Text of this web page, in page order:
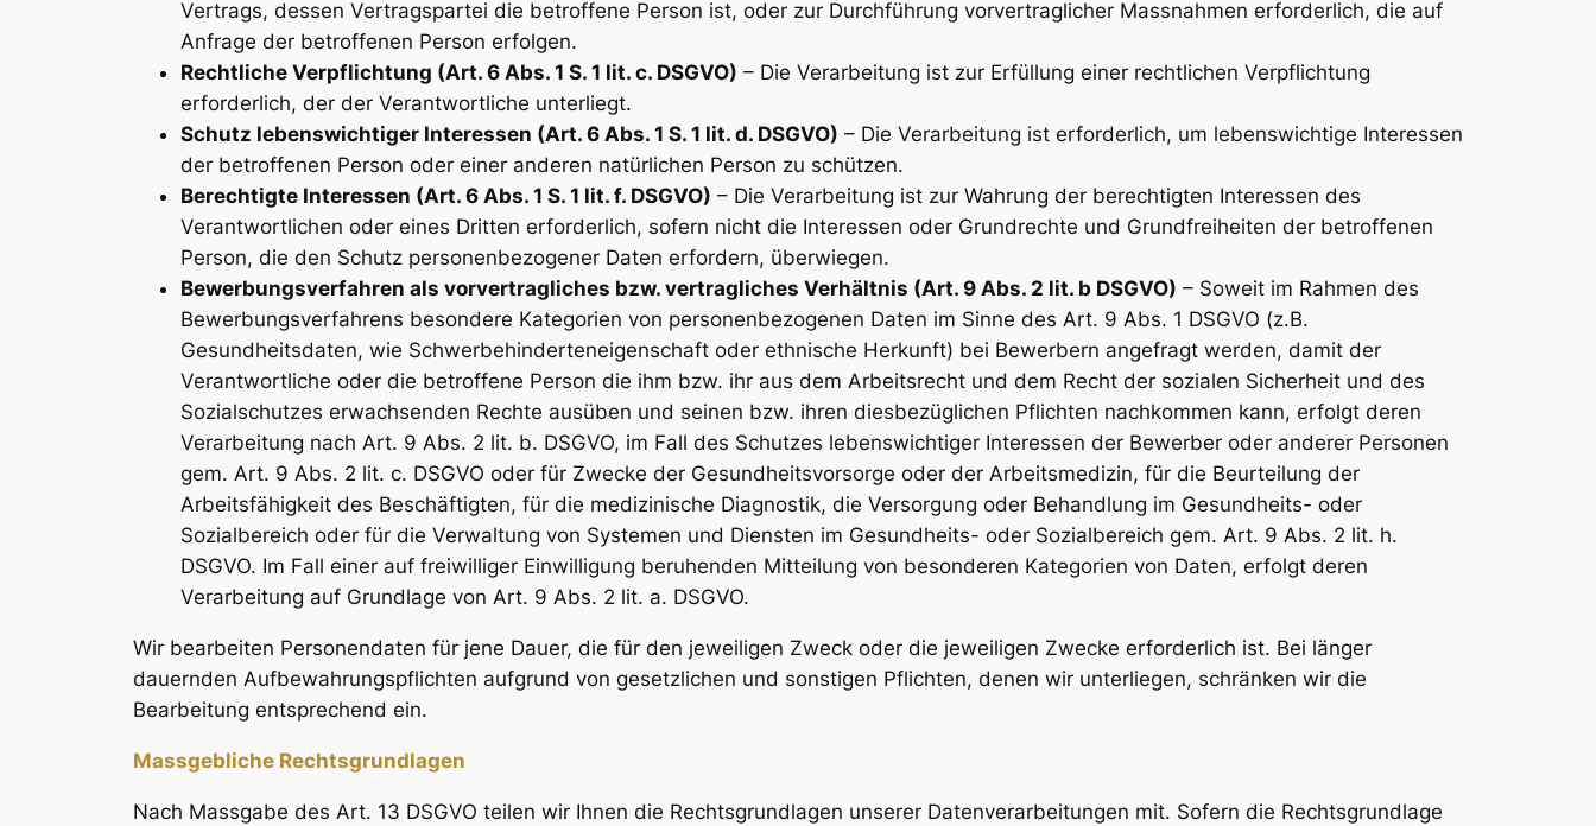
Vertrags, dessen Vertragspartei die betroffene Person ist, oder zur Durchführung vorvertraglicher Massnahmen erforderlich, die auf
Anfrage der betroffenen Person erfolgen.
Rechtliche Verpflichtung (Art. 6 Abs. 1 S. 1 lit. c. DSGVO) – Die Verarbeitung ist zur Erfüllung einer rechtlichen Verpflichtung
erforderlich, der der Verantwortliche unterliegt.
Schutz lebenswichtiger Interessen (Art. 6 Abs. 1 S. 1 lit. d. DSGVO) – Die Verarbeitung ist erforderlich, um lebenswichtige Interessen
der betroffenen Person oder einer anderen natürlichen Person zu schützen.
Berechtigte Interessen (Art. 6 Abs. 1 S. 1 lit. f. DSGVO) – Die Verarbeitung ist zur Wahrung der berechtigten Interessen des
Verantwortlichen oder eines Dritten erforderlich, sofern nicht die Interessen oder Grundrechte und Grundfreiheiten der betroffenen
Person, die den Schutz personenbezogener Daten erfordern, überwiegen.
Bewerbungsverfahren als vorvertragliches bzw. vertragliches Verhältnis (Art. 9 Abs. 2 lit. b DSGVO) – Soweit im Rahmen des
Bewerbungsverfahrens besondere Kategorien von personenbezogenen Daten im Sinne des Art. 9 Abs. 1 DSGVO (z.B.
Gesundheitsdaten, wie Schwerbehinderteneigenschaft oder ethnische Herkunft) bei Bewerbern angefragt werden, damit der
Verantwortliche oder die betroffene Person die ihm bzw. ihr aus dem Arbeitsrecht und dem Recht der sozialen Sicherheit und des
Sozialschutzes erwachsenden Rechte ausüben und seinen bzw. ihren diesbezüglichen Pflichten nachkommen kann, erfolgt deren
Verarbeitung nach Art. 9 Abs. 2 lit. b. DSGVO, im Fall des Schutzes lebenswichtiger Interessen der Bewerber oder anderer Personen
gem. Art. 9 Abs. 2 lit. c. DSGVO oder für Zwecke der Gesundheitsvorsorge oder der Arbeitsmedizin, für die Beurteilung der
Arbeitsfähigkeit des Beschäftigten, für die medizinische Diagnostik, die Versorgung oder Behandlung im Gesundheits- oder
Sozialbereich oder für die Verwaltung von Systemen und Diensten im Gesundheits- oder Sozialbereich gem. Art. 9 Abs. 2 lit. h.
DSGVO. Im Fall einer auf freiwilliger Einwilligung beruhenden Mitteilung von besonderen Kategorien von Daten, erfolgt deren
Verarbeitung auf Grundlage von Art. 9 Abs. 2 lit. a. DSGVO.
Wir bearbeiten Personendaten für jene Dauer, die für den jeweiligen Zweck oder die jeweiligen Zwecke erforderlich ist. Bei länger
dauernden Aufbewahrungspflichten aufgrund von gesetzlichen und sonstigen Pflichten, denen wir unterliegen, schränken wir die
Bearbeitung entsprechend ein.
Massgebliche Rechtsgrundlagen
Nach Massgabe des Art. 13 DSGVO teilen wir Ihnen die Rechtsgrundlagen unserer Datenverarbeitungen mit. Sofern die Rechtsgrundlage